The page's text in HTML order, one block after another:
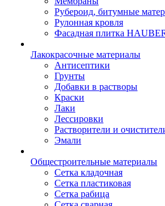
Рубероид, битумные
Рулонная кровля
Фасадная плитка
Лакокрасочные материалы
Антисептики
Грунты
Добавки в растворы
Краски
Лаки
Лессировки
Растворители и
Эмали
Общестроительные материалы
Сетка кладочная
Сетка пластиковая
Сетка рабица